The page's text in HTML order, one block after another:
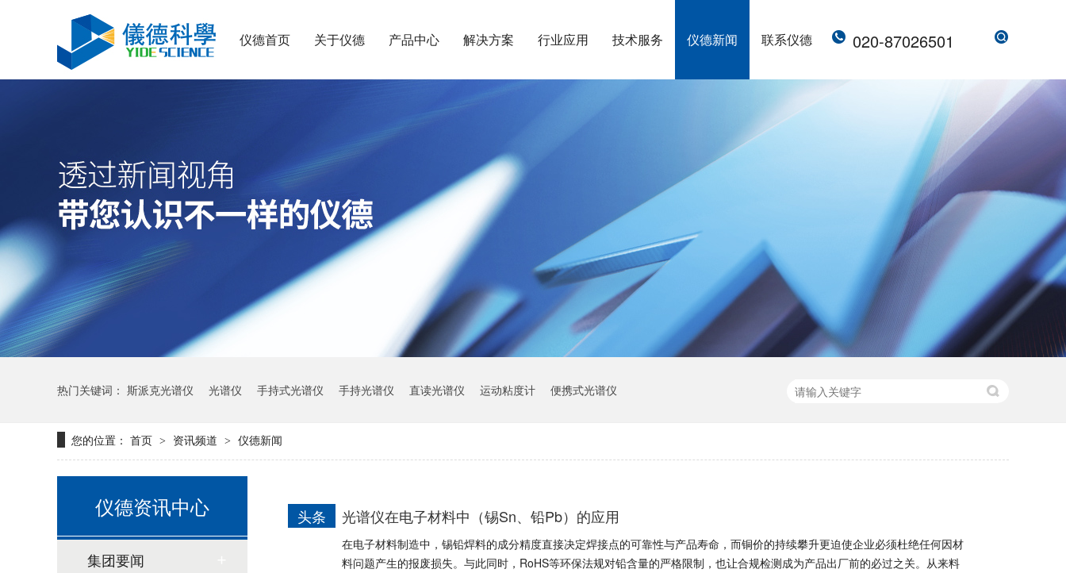
仪德首页 关于仪德 产品中心 解决方案 行业应用 技术服务 仪德新闻 联系仪德 020-87026501
热门关键词： 斯派克光谱仪 光谱仪 手持式光谱仪 手持光谱仪 直读光谱仪 运动粘度计 便携式光谱仪
您的位置： 首页 > 资讯频道 > 仪德新闻
光谱仪在电子材料中（锡Sn、铅Pb）的应用
头条
在电子材料制造中，锡铅焊料的成分精度直接决定焊接点的可靠性与产品寿命，而铜价的持续攀升更迫使企业必须杜绝任何因材
料问题产生的报废损失。与此同时，RoHS等环保法规对铅含量的严格限制，也让合规检测成为产品出厂前的必过之关。从来料
仪德资讯中心
集团要闻